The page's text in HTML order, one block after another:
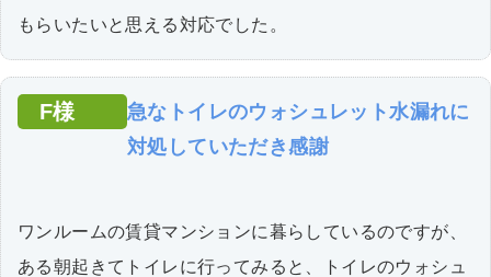
もらいたいと思える対応でした。
急なトイレのウォシュレット水漏れに
対処していただき感謝
F様
ワンルームの賃貸マンションに暮らしているのですが、
ある朝起きてトイレに行ってみると、トイレのウォシュ